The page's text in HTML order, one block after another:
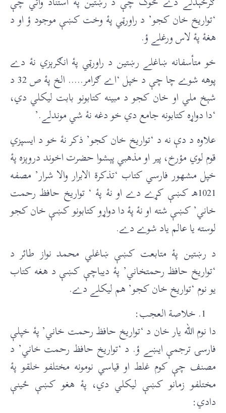
‘تواريخ خان کجو’ د راورټي پۀ وخت کښې موجود ؤ او د
هغۀ پۀ لاس ورغلے ؤ.
خو متأسفانه ښاغلے رښتين د راورټي پۀ انګرېزي نۀ دے
پوهه شوے چا چې د خپل ‘اے ګرامر….. الخ پۀ ص 32 د
شېخ ملي او خان کجو د مبينه کتابونو بابت ليکلي دي،
‘دا دواړه کتابونه جامع دي خو دغه نۀ شي موندلے.’
علاوه د دې نه د ‘تواريخ خان کجو’ ذکر نۀ خو د ایسپزي
قوم لوي مؤرخ، پير او مذهبي پېشوا حضرت اخوند دروېزه پۀ
خپل مشهور فارسي کتاب ‘تذکرة الابرار والا شرار’ مصفه
1021هـ کښې کړے دے او نۀ پۀ ‘ تواريخ حافظ رحمت
خاني’ کښې شته او نۀ پۀ دا دواړو کتابونو کښې خان کجو
لوسته يا عالم ياد شوے دے.
د رښتين پۀ متابعت کښې ښاغلي محمد نواز طائر د
‘تواريخ حافظ رحمتخاني’ پۀ ديباچې کښې د هغه کتاب
يو نوم ‘تواريخ خان کجو’ هم ليکلے دے.
خلاصة العجب:
دا نوم الله يار خان د ‘تواريخ حافظ رحمت خاني’ پۀ خپلې
فارسۍ ترجمې ايښے ؤ. د ‘تواريخ حافظ رحمت خاني’ د
مصنف چې کوم غلط او قياسي نومونه مختلفو خلقو پۀ
مختلفو زمانو کښې ليکلي دي، پۀ هغو کښې ځينې
دادي: